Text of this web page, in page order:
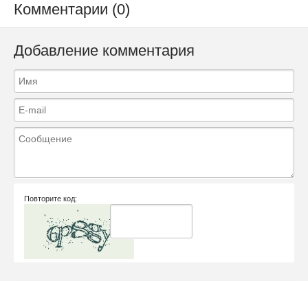
Комментарии (0)
Добавление комментария
Повторите код: